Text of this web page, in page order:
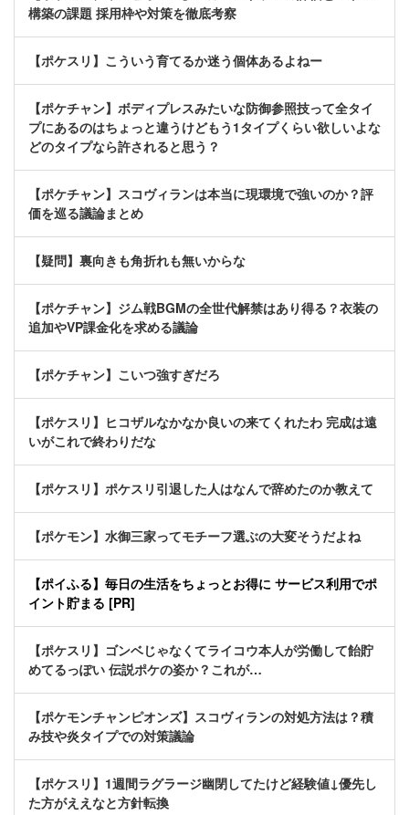
構築の課題 採用枠や対策を徹底考察
【ポケスリ】こういう育てるか迷う個体あるよねー
【ポケチャン】ボディプレスみたいな防御参照技って全タイ
プにあるのはちょっと違うけどもう1タイプくらい欲しいよな
どのタイプなら許されると思う？
【ポケチャン】スコヴィランは本当に現環境で強いのか？評
価を巡る議論まとめ
【疑問】裏向きも角折れも無いからな
【ポケチャン】ジム戦BGMの全世代解禁はあり得る？衣装の
追加やVP課金化を求める議論
【ポケチャン】こいつ強すぎだろ
【ポケスリ】ヒコザルなかなか良いの来てくれたわ 完成は遠
いがこれで終わりだな
【ポケスリ】ポケスリ引退した人はなんで辞めたのか教えて
【ポケモン】水御三家ってモチーフ選ぶの大変そうだよね
【ポイふる】毎日の生活をちょっとお得に サービス利用でポ
イント貯まる [PR]
【ポケスリ】ゴンベじゃなくてライコウ本人が労働して飴貯
めてるっぽい 伝説ポケの姿か？これが…
【ポケモンチャンピオンズ】スコヴィランの対処方法は？積
み技や炎タイプでの対策議論
【ポケスリ】1週間ラグラージ幽閉してたけど経験値↓優先し
た方がええなと方針転換